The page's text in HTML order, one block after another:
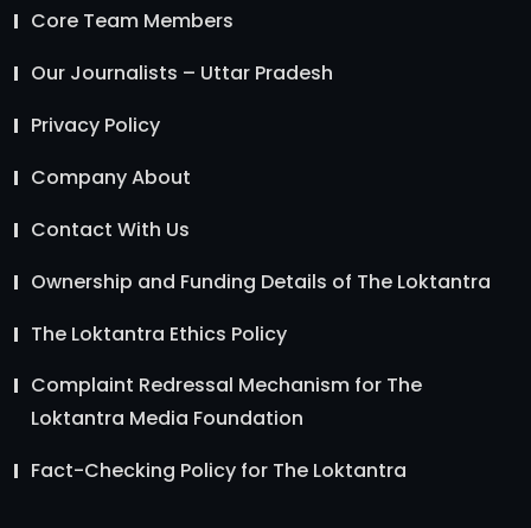
Core Team Members
Our Journalists – Uttar Pradesh
Privacy Policy
Company About
Contact With Us
Ownership and Funding Details of The Loktantra
The Loktantra Ethics Policy
Complaint Redressal Mechanism for The
Loktantra Media Foundation
Fact-Checking Policy for The Loktantra